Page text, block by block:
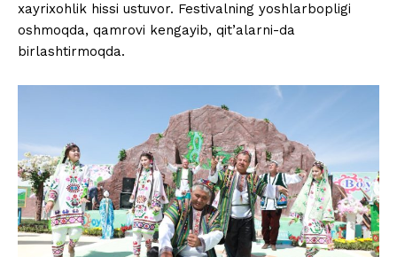
xayrixohlik hissi ustuvor. Festivalning yoshlarbopligi
oshmoqda, qamrovi kengayib, qit’alarni-da
birlashtirmoqda.